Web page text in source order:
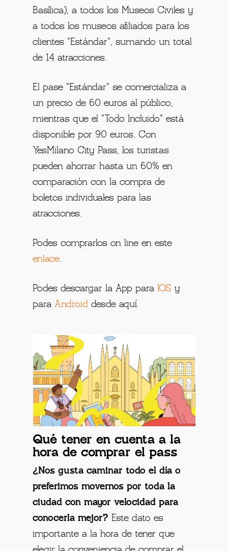
Basílica), a todos los Museos Civiles y
a todos los museos afiliados para los
clientes “Estándar”, sumando un total
de 14 atracciones.
El pase “Estándar” se comercializa a
un precio de 60 euros al público,
mientras que el “Todo Incluido” está
disponible por 90 euros. Con
YesMilano City Pass, los turistas
pueden ahorrar hasta un 60% en
comparación con la compra de
boletos individuales para las
atracciones.
Podes comprarlos on line en este
enlace.
Podes descargar la App para IOS y
paraAndroid desde aquí.
Qué tener en cuenta a la
hora de comprar el pass
¿Nos gusta caminar todo el día o
preferimos movernos por toda la
ciudad con mayor velocidad para
conocerla mejor? Este dato es
importante a la hora de tener que